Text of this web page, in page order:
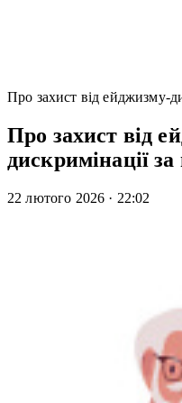
Про захист від ейджизму-
Про захист від
дискримінації за
22 лютого 2026 · 22:02